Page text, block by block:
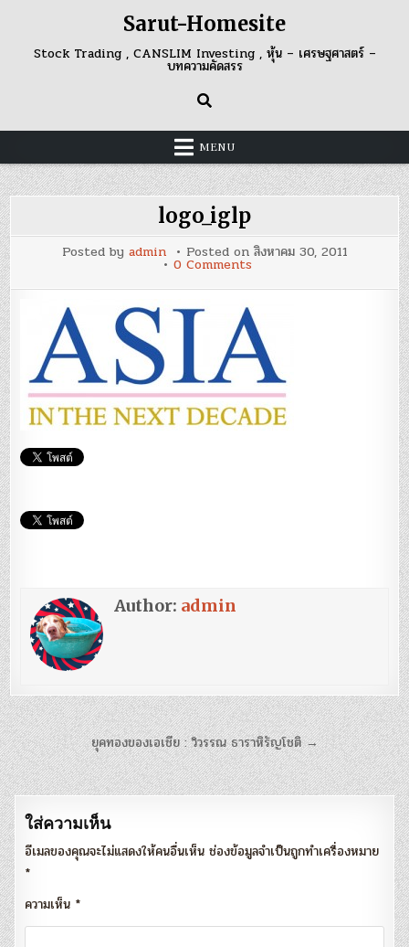
content
Sarut-Homesite
Stock Trading , CANSLIM Investing , หุ้น – เศรษฐศาสตร์ –
บทความคัดสรร
MENU
logo_iglp
Posted by admin Posted on สิงหาคม 30, 2011
0 Commentson
Author: admin
แนะแนว
เรื่อง
ยุคทองของเอเชีย : วิวรรณ ธาราหิรัญโชติ →
ใส่ความเห็น
อีเมลของคุณจะไม่แสดงให้คนอื่นเห็น ช่องข้อมูลจำเป็นถูกทำเครื่องหมาย
*
ความเห็น *